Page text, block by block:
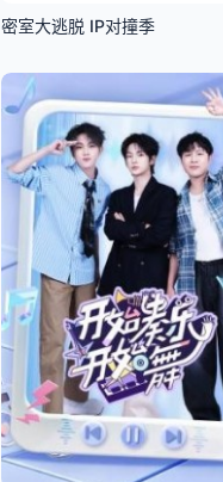
密室大逃脱 IP对撞季